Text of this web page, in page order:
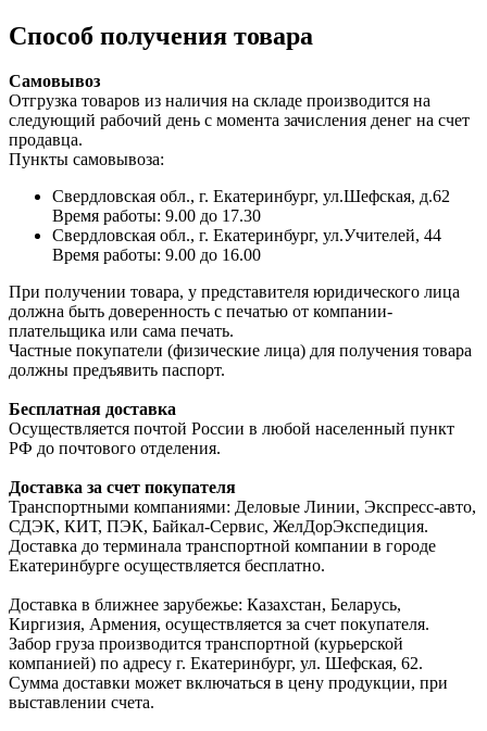
Способ получения товара
Самовывоз
Отгрузка товаров из наличия на складе производится на
следующий рабочий день с момента зачисления денег на счет
продавца.
Пункты самовывоза:
Свердловская обл., г. Екатеринбург, ул.Шефская, д.62
Время работы: 9.00 до 17.30
Свердловская обл., г. Екатеринбург, ул.Учителей, 44
Время работы: 9.00 до 16.00
При получении товара, у представителя юридического лица
должна быть доверенность с печатью от компании-
плательщика или сама печать.
Частные покупатели (физические лица) для получения товара
должны предъявить паспорт.
Бесплатная доставка
Осуществляется почтой России в любой населенный пункт
РФ до почтового отделения.
Доставка за счет покупателя
Транспортными компаниями: Деловые Линии, Экспресс-авто,
СДЭК, КИТ, ПЭК, Байкал-Сервис, ЖелДорЭкспедиция.
Доставка до терминала транспортной компании в городе
Екатеринбурге осуществляется бесплатно.
Доставка в ближнее зарубежье: Казахстан, Беларусь,
Киргизия, Армения, осуществляется за счет покупателя.
Забор груза производится транспортной (курьерской
компанией) по адресу г. Екатеринбург, ул. Шефская, 62.
Сумма доставки может включаться в цену продукции, при
выставлении счета.